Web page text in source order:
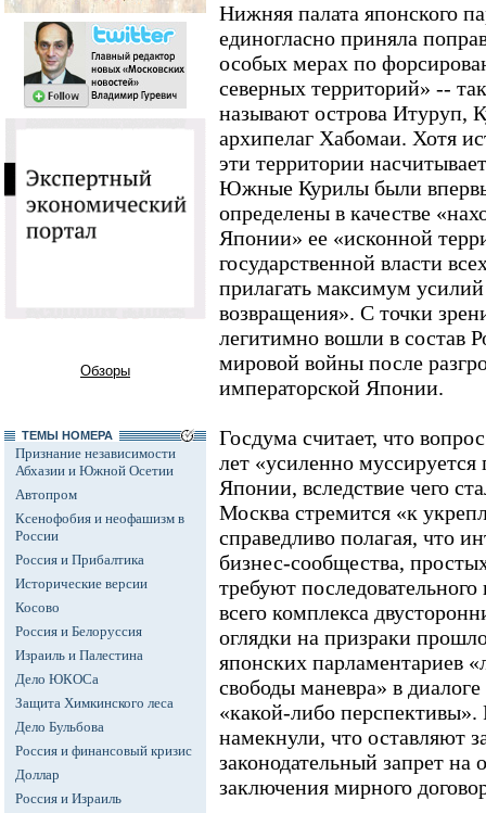
Обзоры
ТЕМЫ НОМЕРА
Признание независимости
Абхазии и Южной Осетии
Автопром
Ксенофобия и неофашизм в
России
Россия и Прибалтика
Исторические версии
Косово
Россия и Белоруссия
Израиль и Палестина
Дело ЮКОСа
Защита Химкинского леса
Дело Бульбова
Россия и финансовый кризис
Доллар
Россия и Израиль
Нижняя палата японского
единогласно приняла
особых мерах по
северных территорий» --
называют острова Итуруп,
архипелаг Хабомаи. Хотя
эти территории
Южные Курилы были
определены в качестве
Японии» ее «исконной
государственной власти
прилагать максимум
возвращения». С точки
легитимно вошли в состав
мировой войны после
императорской Японии.
Госдума считает, что
лет «усиленно
Японии, вследствие чего
Москва стремится «к
справедливо полагая, что
бизнес-сообщества,
требуют
всего комплекса
оглядки на призраки
японских парламентариев
свободы маневра» в
«какой-либо перспективы».
намекнули, что оставляют
законодательный запрет
заключения мирного